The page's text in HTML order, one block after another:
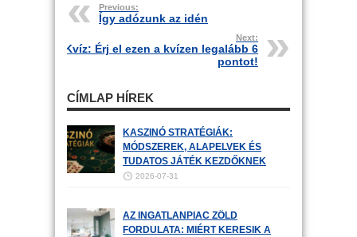
Previous:
Így adózunk az idén
Next:
Kvíz: Érj el ezen a kvízen legalább 6
pontot!
CÍMLAP HÍREK
KASZINÓ STRATÉGIÁK:
MÓDSZEREK, ALAPELVEK ÉS
TUDATOS JÁTÉK KEZDŐKNEK
2026-07-31
AZ INGATLANPIAC ZÖLD
FORDULATA: MIÉRT KERESIK A